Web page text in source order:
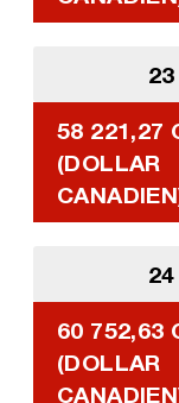
58 221,27
(DOLLAR
60 752,63
(DOLLAR